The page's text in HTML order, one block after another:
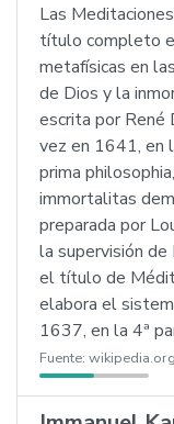
Las
título completo
metafísicas en
de Dios y la
escrita por René
vez en 1641, en
prima
immortalitas
preparada por
la supervisión
el título de
elabora el
1637, en la 4ª
Fuente: wikipedia.org